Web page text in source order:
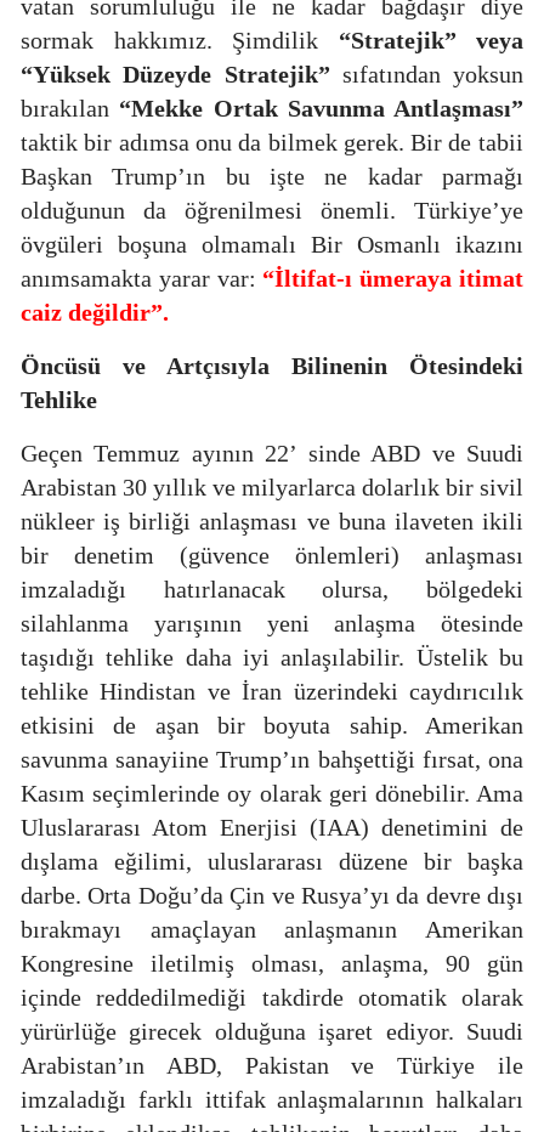
vatan sorumluluğu ile ne kadar bağdaşır diye
sormak hakkımız. Şimdilik “Stratejik” veya
“Yüksek Düzeyde Stratejik” sıfatından yoksun
bırakılan “Mekke Ortak Savunma Antlaşması”
taktik bir adımsa onu da bilmek gerek. Bir de tabii
Başkan Trump’ın bu işte ne kadar parmağı
olduğunun da öğrenilmesi önemli. Türkiye’ye
övgüleri boşuna olmamalı Bir Osmanlı ikazını
anımsamakta yarar var: “İltifat-ı ümeraya itimat
caiz değildir”.
Öncüsü ve Artçısıyla
Bilinenin Ötesindeki
Tehlike
Geçen Temmuz ayının 22’ sinde ABD ve Suudi
Arabistan 30 yıllık ve milyarlarca dolarlık bir sivil
nükleer iş birliği anlaşması ve buna ilaveten ikili
bir denetim (güvence önlemleri) anlaşması
imzaladığı hatırlanacak olursa, bölgedeki
silahlanma yarışının yeni anlaşma ötesinde
taşıdığı tehlike daha iyi anlaşılabilir. Üstelik bu
tehlike Hindistan ve İran üzerindeki caydırıcılık
etkisini de aşan bir boyuta sahip. Amerikan
savunma sanayiine Trump’ın bahşettiği fırsat, ona
Kasım seçimlerinde oy olarak geri dönebilir. Ama
Uluslararası Atom Enerjisi (IAA) denetimini de
dışlama eğilimi, uluslararası düzene bir başka
darbe. Orta Doğu’da Çin ve Rusya’yı da devre dışı
bırakmayı amaçlayan anlaşmanın Amerikan
Kongresine iletilmiş olması, anlaşma, 90 gün
içinde reddedilmediği takdirde otomatik olarak
yürürlüğe girecek olduğuna işaret ediyor. Suudi
Arabistan’ın ABD, Pakistan ve Türkiye ile
imzaladığı farklı ittifak anlaşmalarının halkaları